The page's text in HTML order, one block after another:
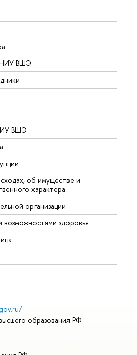
НИУ ВШЭ
ВШЭ
об имуществе и
характера
организации
здоровья
образования РФ